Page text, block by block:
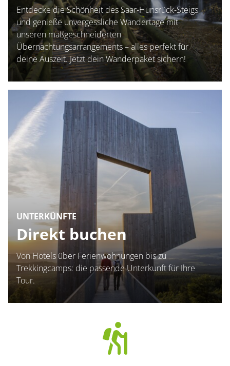
Entdecke die Schönheit des Saar-Hunsrück-Steigs
und genieße unvergessliche Wandertage mit
unseren maßgeschneiderten
Übernachtungsarrangements – alles perfekt für
deine Auszeit. Jetzt dein Wanderpaket sichern!
UNTERKÜNFTE
Direkt buchen
Von Hotels über Ferienwohnungen bis zu
Trekkingcamps: die passende Unterkunft für Ihre
Tour.